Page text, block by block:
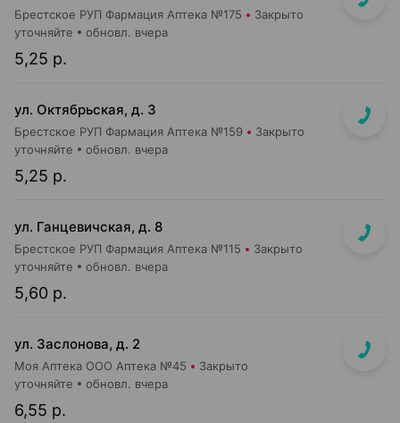
Брестское РУП Фармация Аптека №175 Закрыто
5,25 р.
уточняйте обновл. вчера
ул. Октябрьская, д. 3
Брестское РУП Фармация Аптека №159 Закрыто
5,25 р.
уточняйте обновл. вчера
ул. Ганцевичская, д. 8
Брестское РУП Фармация Аптека №115 Закрыто
5,60 р.
уточняйте обновл. вчера
ул. Заслонова, д. 2
Моя Аптека ООО Аптека №45 Закрыто
6,55 р.
уточняйте обновл. вчера